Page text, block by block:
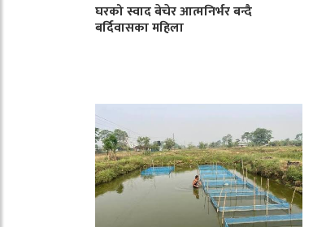
घरको स्वाद बेचेर आत्मनिर्भर बन्दै
बर्दिवासका महिला